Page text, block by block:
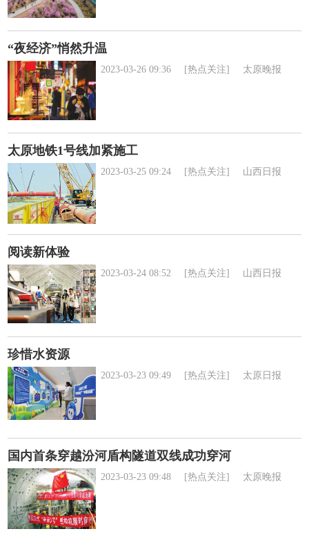
“夜经济”悄然升温
2023-03-26 09:36 [热点关注] 太原晚报
太原地铁1号线加紧施工
2023-03-25 09:24 [热点关注] 山西日报
阅读新体验
2023-03-24 08:52 [热点关注] 山西日报
珍惜水资源
2023-03-23 09:49 [热点关注] 太原日报
国内首条穿越汾河盾构隧道双线成功穿河
2023-03-23 09:48 [热点关注] 太原晚报